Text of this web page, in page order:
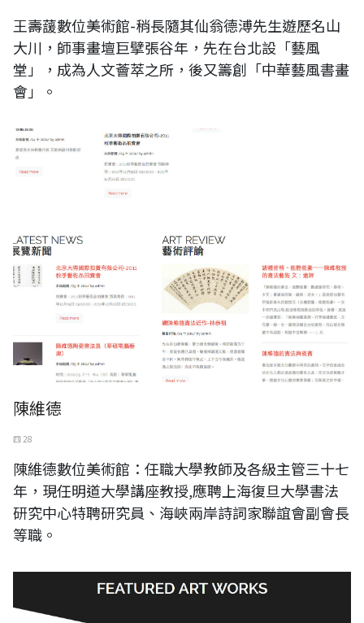
王壽蘐數位美術館-稍長隨其仙翁德溥先生遊歷名山
大川，師事畫壇巨擘張谷年，先在台北設「藝風
堂」，成為人文薈萃之所，後又籌創「中華藝風書畫
會」。
陳維德
四 28
陳維德數位美術館：任職大學教師及各級主管三十七
年，現任明道大學講座教授,應聘上海復旦大學書法
研究中心特聘研究員、海峽兩岸詩詞家聯誼會副會長
等職。